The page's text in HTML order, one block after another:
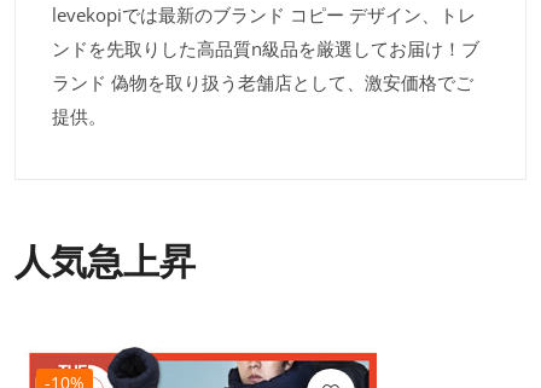
levekopiでは最新のブランド コピー デザイン、トレ
ンドを先取りした高品質n級品を厳選してお届け！ブ
ランド 偽物を取り扱う老舗店として、激安価格でご
提供。
人気急上昇
-10%